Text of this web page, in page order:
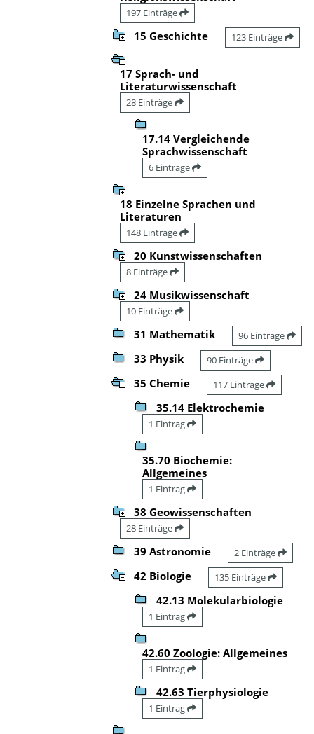
197 Einträge
15 Geschichte 123 Einträge
17 Sprach- und
Literaturwissenschaft
28 Einträge
17.14 Vergleichende
Sprachwissenschaft
6 Einträge
18 Einzelne Sprachen und
Literaturen
148 Einträge
20 Kunstwissenschaften
8 Einträge
24 Musikwissenschaft
10 Einträge
31 Mathematik 96 Einträge
33 Physik 90 Einträge
35 Chemie 117 Einträge
35.14 Elektrochemie
1 Eintrag
35.70 Biochemie:
Allgemeines
1 Eintrag
38 Geowissenschaften
28 Einträge
39 Astronomie 2 Einträge
42 Biologie 135 Einträge
42.13 Molekularbiologie
1 Eintrag
42.60 Zoologie: Allgemeines
1 Eintrag
42.63 Tierphysiologie
1 Eintrag